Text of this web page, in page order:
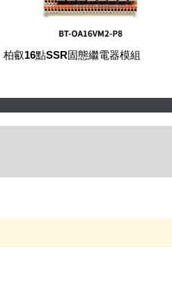
柏叡16點SSR固態繼電器模組